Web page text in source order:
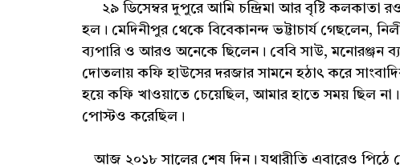
২৯ ডিসেম্বর দুপুরে আমি চন্দ্রিমা আর বৃষ্টি কলকাতা
হল। মেদিনীপুর থেকে বিবেকানন্দ ভট্টাচার্য গেছলেন,
ব্যপারি ও আরও অনেকে ছিলেন। বেবি সাউ, মনোরঞ্জন
দোতলায় কফি হাউসের দরজার সামনে হঠাৎ করে
হয়ে কফি খাওয়াতে চেয়েছিল, আমার হাতে সময় ছিল
পোস্টও করেছিল।
আজ ২০১৮ সালের শেষ দিন। যথারীতি এবারেও